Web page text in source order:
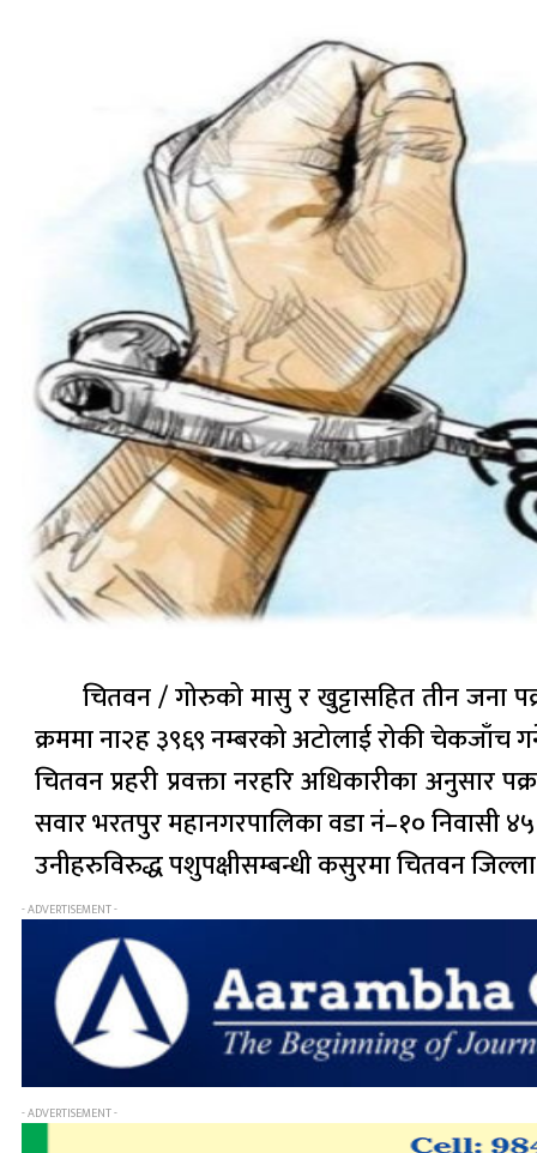
चितवन / गोरुको मासु र खुट्टासहित तीन जना
क्रममा ना२ह ३९६९ नम्बरको अटोलाई रोकी चेकजाँच
चितवन प्रहरी प्रवक्ता नरहरि अधिकारीका अनुसार
सवार भरतपुर महानगरपालिका वडा नं–१० निवासी
उनीहरुविरुद्ध पशुपक्षीसम्बन्धी कसुरमा चितवन
- ADVERTISEMENT -
- ADVERTISEMENT -